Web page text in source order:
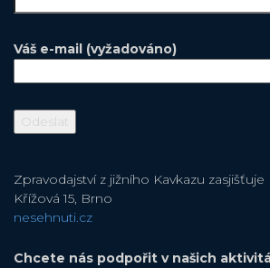
Váš e-mail (vyžadováno)
Zpravodajství z jižního Kavkazu zasjišťuje
Křížová 15, Brno
nesehnuti.cz
Chcete nás podpořit v našich